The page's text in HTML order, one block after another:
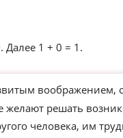
Далее 1 + 0 = 1.
воображением,
желают решать
человека, им